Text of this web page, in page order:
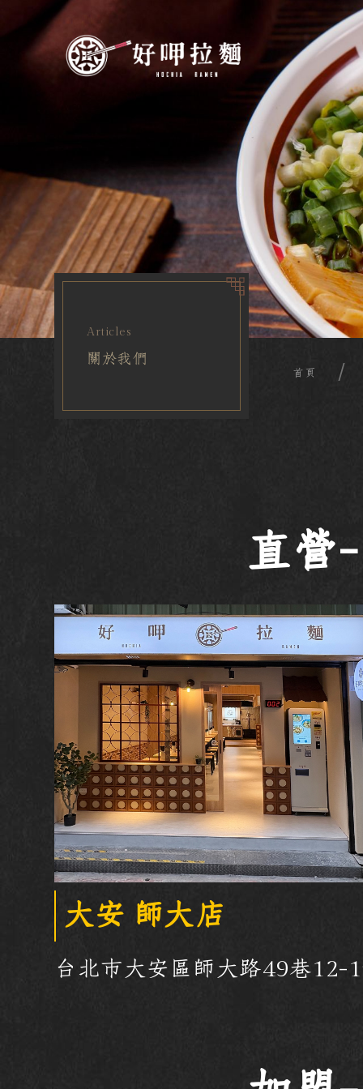
Articles
關於我們
首頁
直營
大安 師大店
台北市大安區師大路49巷12-